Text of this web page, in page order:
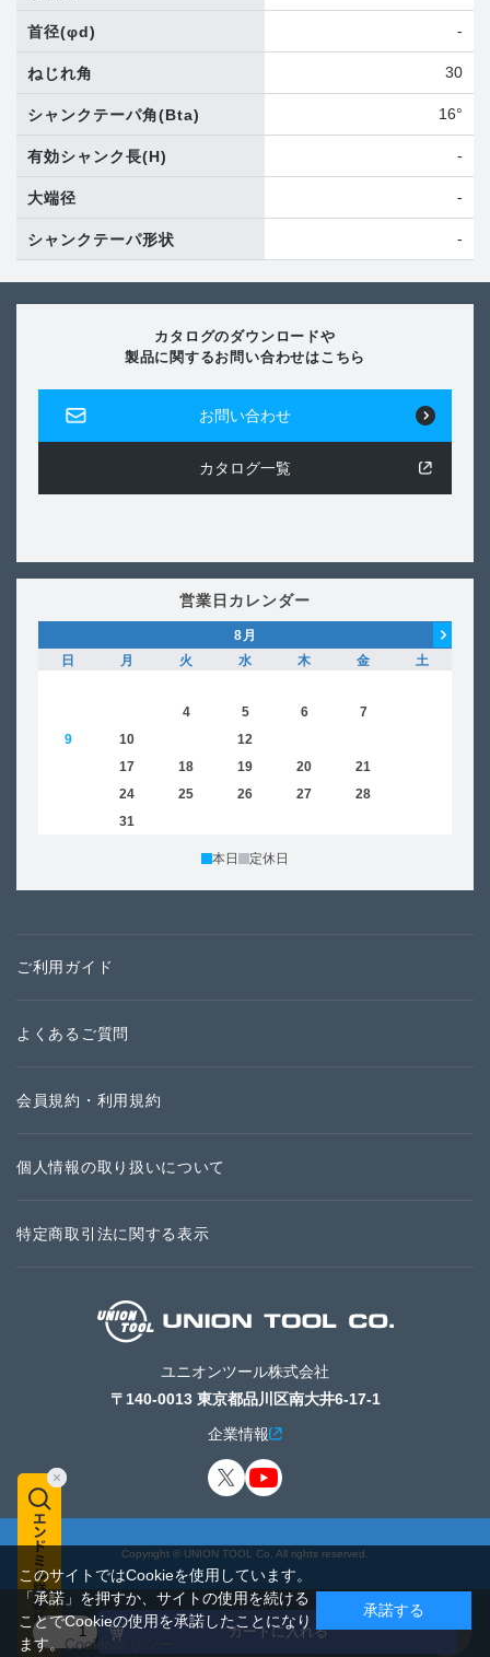
首径(φd) -
ねじれ角 30
シャンクテーパ角(Bta) 16°
有効シャンク長(H) -
大端径 -
シャンクテーパ形状 -
カタログのダウンロードや
製品に関するお問い合わせはこちら
お問い合わせ
カタログ一覧
営業日カレンダー
8 月
日
月 火 水 木 金
土
4 5 6 7
9
10 12
17 18 19 20 21
24 25 26 27 28
31
本日 定休日
ご利用ガイド
よくあるご質問
会員規約・利用規約
個人情報の取り扱いについて
特定商取引法に関する表示
ユニオンツール株式会社
〒140-0013 東京都品川区南大井6-17-1
企業情報
Copyright © UNION TOOL Co. All rights reserved.
このサイトではCookieを使用しています。
「承諾」を押すか、サイトの使用を続ける
ことでCookieの使用を承諾したことになり
ます。Cookieポリシー
承諾する
カートに入れる